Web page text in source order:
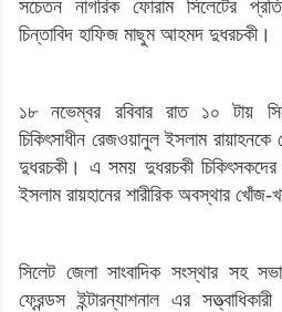
সচেতন নাগরিক ফোরাম সিলেটের
চিন্তাবিদ হাফিজ মাছুম আহমদ দুধরচকী।
১৮ নভেম্বর রবিবার রাত ১০ টায়
চিকিৎসাধীন রেজওয়ানুল ইসলাম
দুধরচকী। এ সময় দুধরচকী
ইসলাম রায়হানের শারীরিক অবস্থার খোঁজ-
সিলেট জেলা সাংবাদিক সংস্থার সহ
ফ্রেন্ডস ইন্টারন্যাশনাল এর সত্ত্বাধিকারী